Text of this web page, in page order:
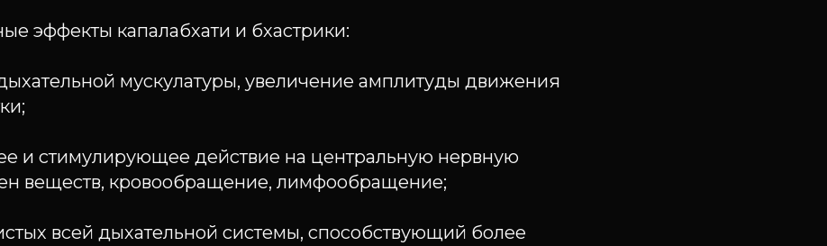
эффекты капалабхати и бхастрики:
мускулатуры, увеличение амплитуды движения
и стимулирующее действие на центральную нервную
веществ, кровообращение, лимфообращение;
всей дыхательной системы, способствующий более